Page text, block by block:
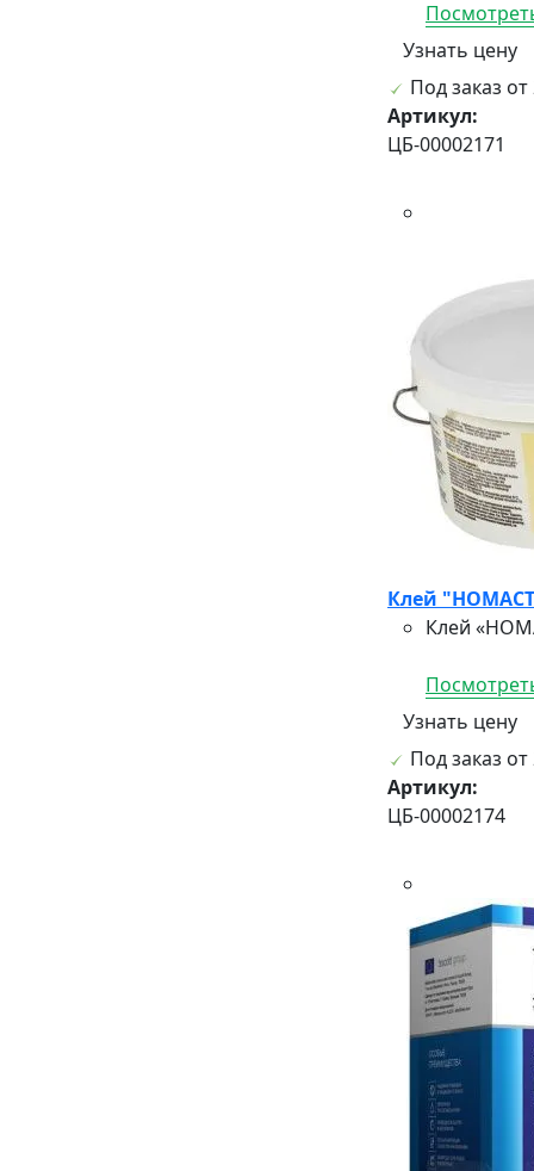
Узнать цену
Под заказ от
Артикул:
ЦБ-00002171
Клей
Клей
Узнать цену
Под заказ от
Артикул:
ЦБ-00002174